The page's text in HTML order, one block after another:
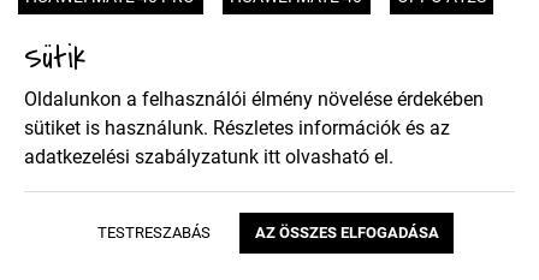
HUAWEI HONOR 9X PRO
SONY XPERIA 5 II XIAOMI POCO X3 NFC NOKIA 5.4
MOTOROLA MOTO E7
SAMSUNG GALAXY A02S (SM-A025)
Sütik
Oldalunkon a felhasználói élmény növelése érdekében
sütiket is használunk. Részletes információk és az
adatkezelési szabályzatunk itt olvasható el.
TESTRESZABÁS AZ ÖSSZES ELFOGADÁSA